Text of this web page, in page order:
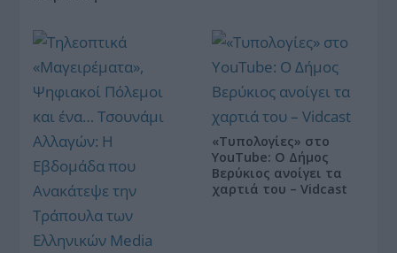
«Τυπολογίες» στο
YouTube: Ο Δήμος
Βερύκιος ανοίγει τα
χαρτιά του – Vidcast